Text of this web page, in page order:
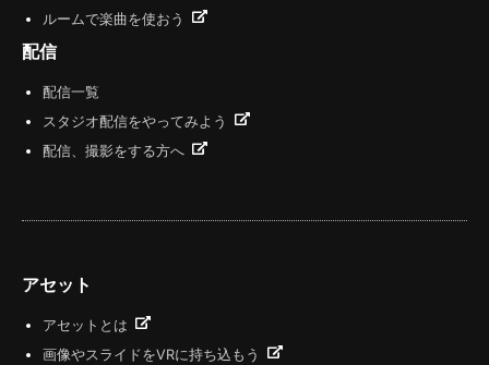
ルームで楽曲を使おう
配信
配信一覧
スタジオ配信をやってみよう
配信、撮影をする方へ
アセット
アセットとは
画像やスライドをVRに持ち込もう